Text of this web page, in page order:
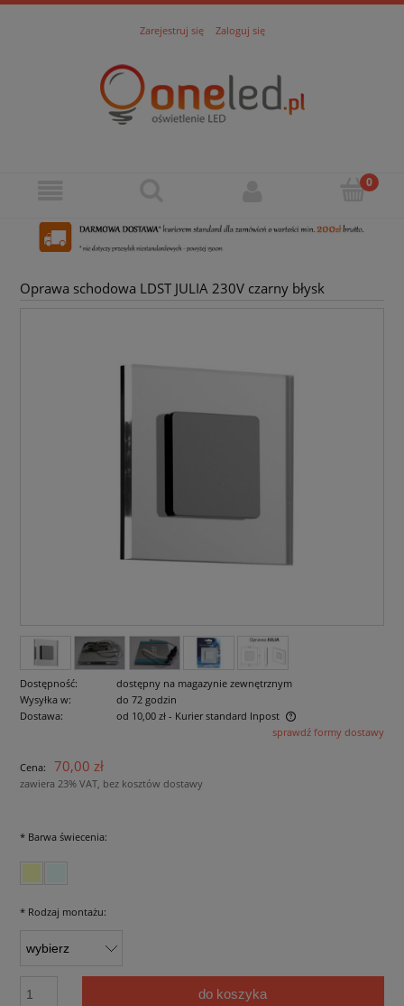
Zarejestruj się Zaloguj się
Oprawa schodowa LDST JULIA 230V czarny błysk
Dostępność:
dostępny na magazynie zewnętrznym
Wysyłka w:
do 72 godzin
Dostawa:
od 10,00 zł - Kurier standard Inpost
Cena nie zawiera ewentualnych kosztów płatnościsprawdź formy dostawy
Cena: 70,00 zł
zawiera 23% VAT, bez kosztów dostawy
* Barwa świecenia:
* Rodzaj montażu:
do koszyka